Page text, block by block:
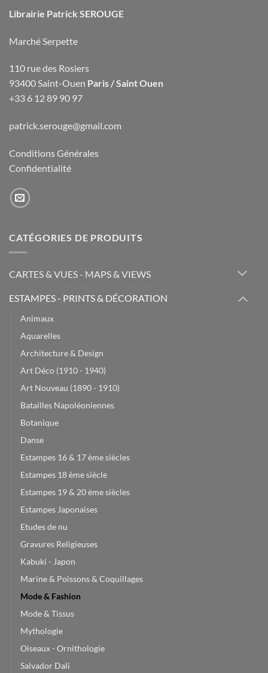
Librairie Patrick SEROUGE
Marché Serpette
110 rue des Rosiers
93400 Saint-Ouen Paris / Saint Ouen
+33 6 12 89 90 97
patrick.serouge@gmail.com
Conditions Générales
Confidentialité
CATÉGORIES DE PRODUITS
CARTES & VUES - MAPS & VIEWS
ESTAMPES - PRINTS & DÉCORATION
Animaux
Aquarelles
Architecture & Design
Art Déco (1910 - 1940)
Art Nouveau (1890 - 1910)
Batailles Napoléoniennes
Botanique
Danse
Estampes 16 & 17 ème siècles
Estampes 18 ème siècle
Estampes 19 & 20 ème siècles
Estampes Japonaises
Etudes de nu
Gravures Religieuses
Kabuki - Japon
Marine & Poissons & Coquillages
Mode & Fashion
Mode & Tissus
Mythologie
Oiseaux - Ornithologie
Salvador Dali